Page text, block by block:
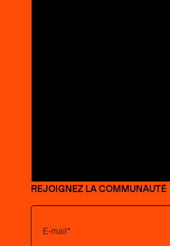
REJOIGNEZ LA COMMUNAUTÉ